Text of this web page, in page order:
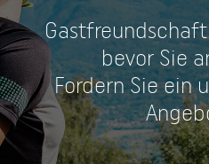
bevor Sie
Fordern Sie ein